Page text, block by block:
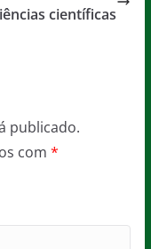
científicas
publicado.
com *